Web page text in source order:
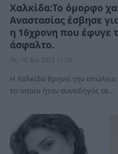
Χαλκίδα:Το όμορφο
Αναστασίας έσβησε
η 16χρονη που έφυγε
άσφαλτο.
Πε, 15 Δεκ 2022 11:10
Η Χαλκίδα θρηνεί την
το οποίο ήταν συνοδηγός σε…